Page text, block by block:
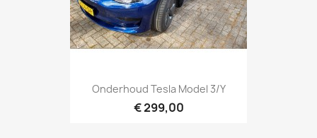
Onderhoud Tesla Model 3/Y
€ 299,00